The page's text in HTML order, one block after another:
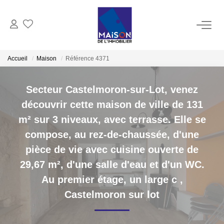
GESTION
ESTIMATION
Estimer Vendre
Estimation En Ligne Gratuite
Biens Vendus
Accueil Maison Référence 4371
Secteur Castelmoron-sur-Lot, venez
découvrir cette maison de ville de 131
m² sur 3 niveaux, avec terrasse. Elle se
compose, au rez-de-chaussée, d'une
pièce de vie avec cuisine ouverte de
29,67 m², d'une salle d'eau et d'un WC.
Au premier étage, un large c ,
Castelmoron sur lot